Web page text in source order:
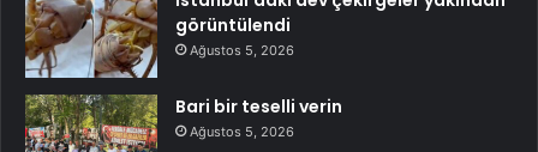
görüntülendi
Ağustos 5, 2026
Bari bir teselli verin
Ağustos 5, 2026